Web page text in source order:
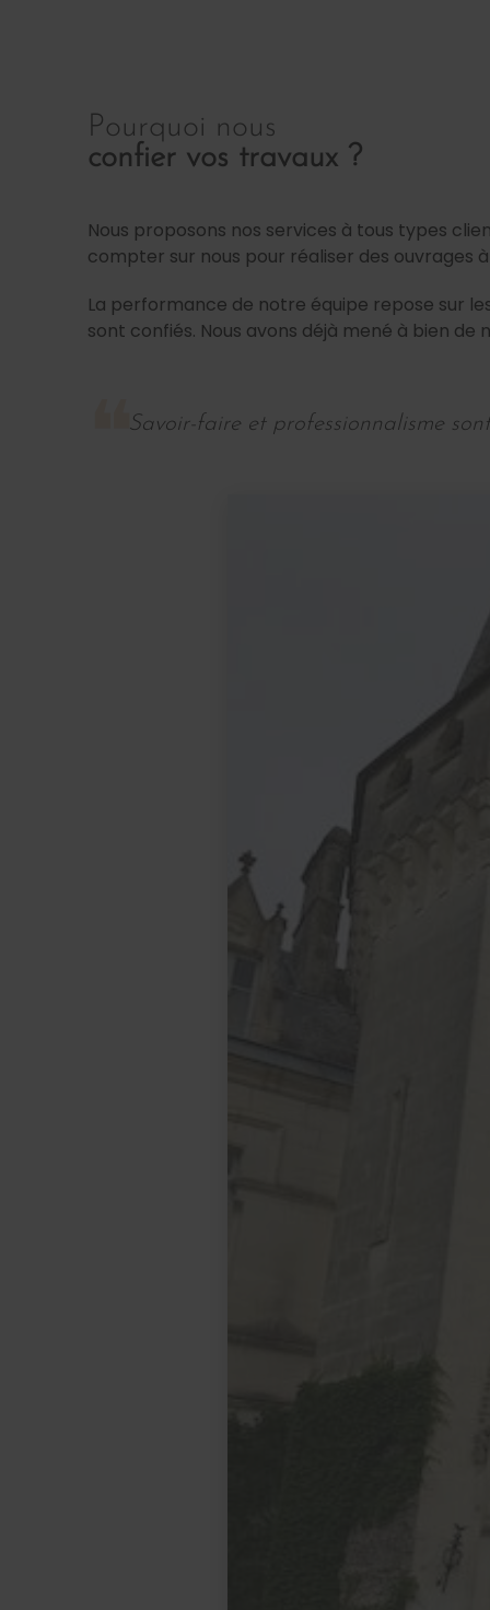
Pourquoi nous
confier vos travaux ?
Nous proposons nos services à tous types
compter sur nous pour réaliser des ouvrages
La performance de notre équipe repose sur
sont confiés. Nous avons déjà mené à bien de
Savoir-faire et professionnalisme